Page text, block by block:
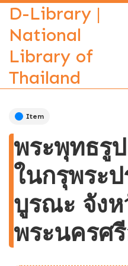
D-Library |
National
Library of
Thailand
Item
พระพุทธรู
ในกรุพระ
บูรณะ จัง
พระนครศ